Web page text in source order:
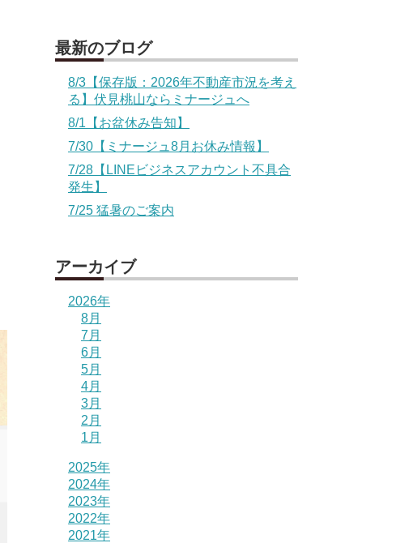
最新のブログ
8/3【保存版：2026年不動産市況を考え
る】伏見桃山ならミナージュへ
8/1【お盆休み告知】
7/30【ミナージュ8月お休み情報】
7/28【LINEビジネスアカウント不具合
発生】
7/25 猛暑のご案内
アーカイブ
2026年
8月
7月
6月
5月
4月
3月
2月
1月
2025年
2024年
2023年
2022年
2021年